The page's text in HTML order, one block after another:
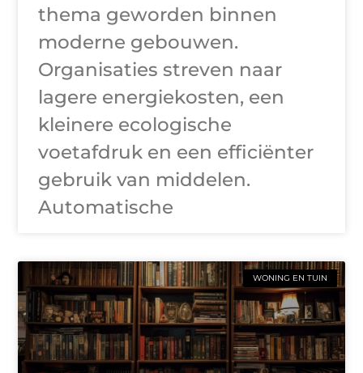
thema geworden binnen
moderne gebouwen.
Organisaties streven naar
lagere energiekosten, een
kleinere ecologische
voetafdruk en een efficiënter
gebruik van middelen.
Automatische
WONING EN TUIN